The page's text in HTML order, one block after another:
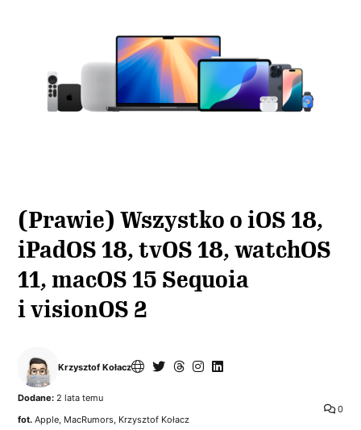
(Prawie) Wszystko o iOS 18,
iPadOS 18, tvOS 18, watchOS
11, macOS 15 Sequoia
i visionOS 2
Krzysztof Kołacz
0
Dodane: 2 lata temu
fot. Apple, MacRumors, Krzysztof Kołacz